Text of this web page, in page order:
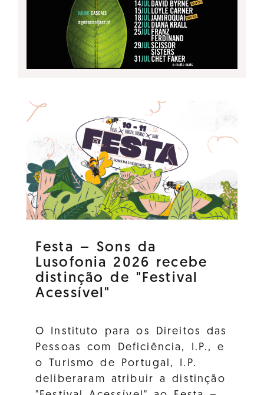
Festa – Sons da
Lusofonia 2026 recebe
distinção de "Festival
Acessível"
O Instituto para os Direitos das
Pessoas com Deficiência, I.P., e
o Turismo de Portugal, I.P.
deliberaram atribuir a distinção